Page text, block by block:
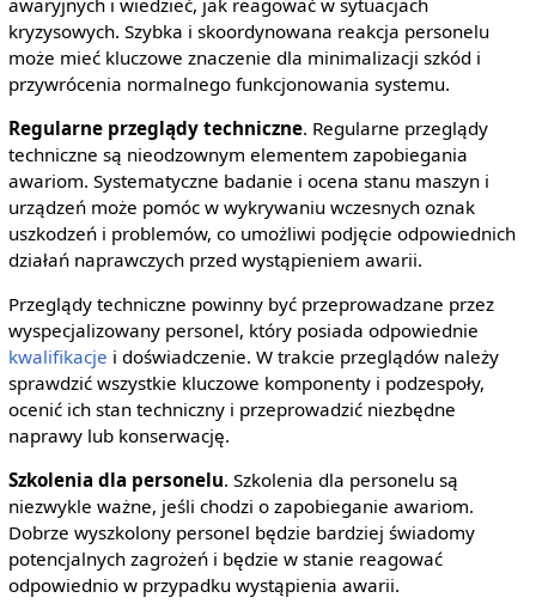
kryzysowych. Szybka i skoordynowana reakcja personelu
może mieć kluczowe znaczenie dla minimalizacji szkód i
przywrócenia normalnego funkcjonowania systemu.
Regularne przeglądy techniczne. Regularne przeglądy
techniczne są nieodzownym elementem zapobiegania
awariom. Systematyczne badanie i ocena stanu maszyn i
urządzeń może pomóc w wykrywaniu wczesnych oznak
uszkodzeń i problemów, co umożliwi podjęcie odpowiednich
działań naprawczych przed wystąpieniem awarii.
Przeglądy techniczne powinny być przeprowadzane przez
wyspecjalizowany personel, który posiada odpowiednie
kwalifikacje i doświadczenie. W trakcie przeglądów należy
sprawdzić wszystkie kluczowe komponenty i podzespoły,
ocenić ich stan techniczny i przeprowadzić niezbędne
naprawy lub konserwację.
Szkolenia dla personelu. Szkolenia dla personelu są
niezwykle ważne, jeśli chodzi o zapobieganie awariom.
Dobrze wyszkolony personel będzie bardziej świadomy
potencjalnych zagrożeń i będzie w stanie reagować
odpowiednio w przypadku wystąpienia awarii.